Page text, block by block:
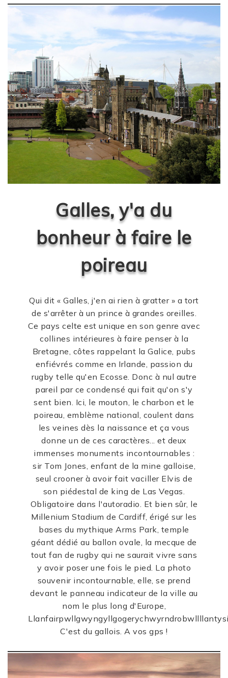
Galles, y'a du
bonheur à faire le
poireau
Qui dit « Galles, j'en ai rien à gratter » a tort
de s'arrêter à un prince à grandes oreilles.
Ce pays celte est unique en son genre avec
collines intérieures à faire penser à la
Bretagne, côtes rappelant la Galice, pubs
enfiévrés comme en Irlande, passion du
rugby telle qu'en Ecosse. Donc à nul autre
pareil par ce condensé qui fait qu'on s'y
sent bien. Ici, le mouton, le charbon et le
poireau, emblème national, coulent dans
les veines dès la naissance et ça vous
donne un de ces caractères... et deux
immenses monuments incontournables :
sir Tom Jones, enfant de la mine galloise,
seul crooner à avoir fait vaciller Elvis de
son piédestal de king de Las Vegas.
Obligatoire dans l'autoradio. Et bien sûr, le
Millenium Stadium de Cardiff, érigé sur les
bases du mythique Arms Park, temple
géant dédié au ballon ovale, la mecque de
tout fan de rugby qui ne saurait vivre sans
y avoir poser une fois le pied. La photo
souvenir incontournable, elle, se prend
devant le panneau indicateur de la ville au
nom le plus long d'Europe,
C'est du gallois. A vos gps !